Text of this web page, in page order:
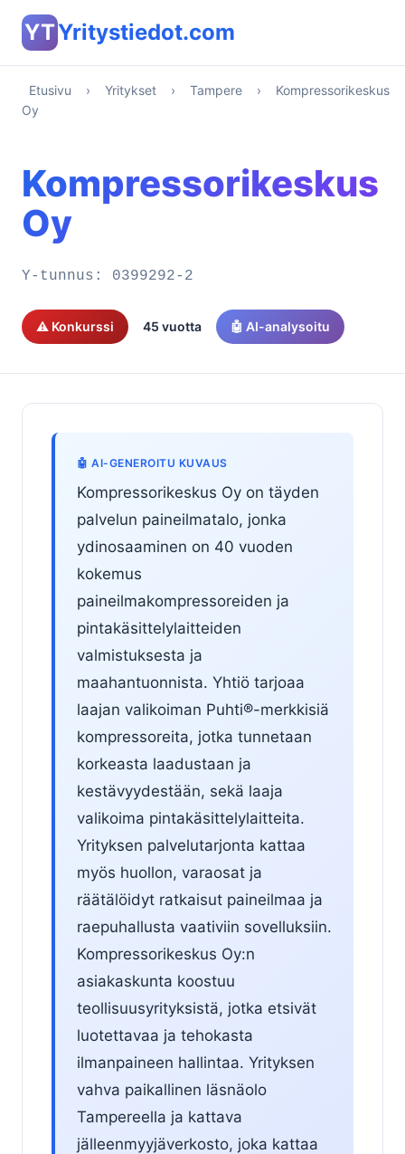
YTYritystiedot.com
Etusivu › Yritykset › Tampere ›
Kompressorikeskus
Oy
Kompressorikeskus
Oy
Y-tunnus: 0399292-2
⚠️ Konkurssi 45 vuotta 🤖 AI-analysoitu
🤖 AI-GENEROITU KUVAUS
Kompressorikeskus Oy on täyden
palvelun paineilmatalo, jonka
ydinosaaminen on 40 vuoden
kokemus
paineilmakompressoreiden ja
pintakäsittelylaitteiden
valmistuksesta ja
maahantuonnista. Yhtiö tarjoaa
laajan valikoiman Puhti®-merkkisiä
kompressoreita, jotka tunnetaan
korkeasta laadustaan ja
kestävyydestään, sekä laaja
valikoima pintakäsittelylaitteita.
Yrityksen palvelutarjonta kattaa
myös huollon, varaosat ja
räätälöidyt ratkaisut paineilmaa ja
raepuhallusta vaativiin sovelluksiin.
Kompressorikeskus Oy:n
asiakaskunta koostuu
teollisuusyrityksistä, jotka etsivät
luotettavaa ja tehokasta
ilmanpaineen hallintaa. Yrityksen
vahva paikallinen läsnäolo
Tampereella ja kattava
jälleenmyyjäverkosto, joka kattaa